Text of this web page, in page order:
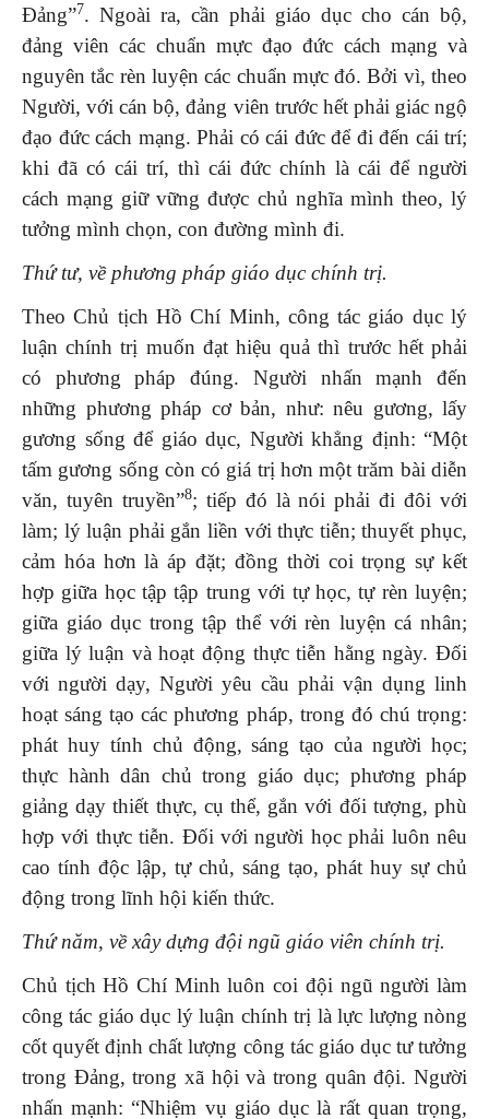
Đảng”7. Ngoài ra, cần phải giáo dục cho cán bộ,
đảng viên các chuẩn mực đạo đức cách mạng và
nguyên tắc rèn luyện các chuẩn mực đó. Bởi vì, theo
Người, với cán bộ, đảng viên trước hết phải giác ngộ
đạo đức cách mạng. Phải có cái đức để đi đến cái trí;
khi đã có cái trí, thì cái đức chính là cái để người
cách mạng giữ vững được chủ nghĩa mình theo, lý
tưởng mình chọn, con đường mình đi.
Thứ tư, về phương pháp giáo dục chính trị.
Theo Chủ tịch Hồ Chí Minh, công tác giáo dục lý
luận chính trị muốn đạt hiệu quả thì trước hết phải
có phương pháp đúng. Người nhấn mạnh đến
những phương pháp cơ bản, như: nêu gương, lấy
gương sống để giáo dục, Người khẳng định: “Một
tấm gương sống còn có giá trị hơn một trăm bài diễn
văn, tuyên truyền”8; tiếp đó là nói phải đi đôi với
làm; lý luận phải gắn liền với thực tiễn; thuyết phục,
cảm hóa hơn là áp đặt; đồng thời coi trọng sự kết
hợp giữa học tập tập trung với tự học, tự rèn luyện;
giữa giáo dục trong tập thể với rèn luyện cá nhân;
giữa lý luận và hoạt động thực tiễn hằng ngày. Đối
với người dạy, Người yêu cầu phải vận dụng linh
hoạt sáng tạo các phương pháp, trong đó chú trọng:
phát huy tính chủ động, sáng tạo của người học;
thực hành dân chủ trong giáo dục; phương pháp
giảng dạy thiết thực, cụ thể, gắn với đối tượng, phù
hợp với thực tiễn. Đối với người học phải luôn nêu
cao tính độc lập, tự chủ, sáng tạo, phát huy sự chủ
động trong lĩnh hội kiến thức.
Thứ năm, về xây dựng đội ngũ giáo viên chính trị.
Chủ tịch Hồ Chí Minh luôn coi đội ngũ người làm
công tác giáo dục lý luận chính trị là lực lượng nòng
cốt quyết định chất lượng công tác giáo dục tư tưởng
trong Đảng, trong xã hội và trong quân đội. Người
nhấn mạnh: “Nhiệm vụ giáo dục là rất quan trọng,